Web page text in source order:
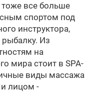
все больше
спортом под
инструктора,
Из
на
мира стоит в SPA-
виды массажа
и лицом -